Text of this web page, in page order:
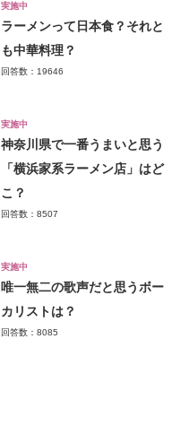
実施中
ラーメンって日本食？それと
も中華料理？
回答数：19646
実施中
神奈川県で一番うまいと思う
「横浜家系ラーメン店」はど
こ？
回答数：8507
実施中
唯一無二の歌声だと思うボー
カリストは？
回答数：8085